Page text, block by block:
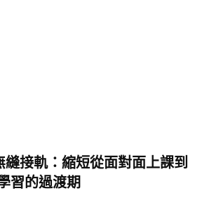
接軌：縮短從面對面上課到
習的過渡期